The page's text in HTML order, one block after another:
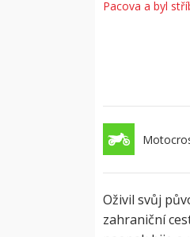
Oživil svůj
zahraniční